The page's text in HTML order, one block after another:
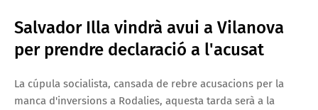
Salvador Illa vindrà avui a Vilanova
per prendre declaració a l'acusat
La cúpula socialista, cansada de rebre acusacions per la
manca d'inversions a Rodalies, aquesta tarda serà a la